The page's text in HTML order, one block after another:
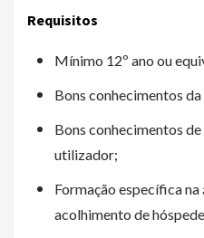
Requisitos
Mínimo 12º ano ou
Bons conhecimentos
Bons conhecimentos
utilizador;
Formação específica
acolhimento de